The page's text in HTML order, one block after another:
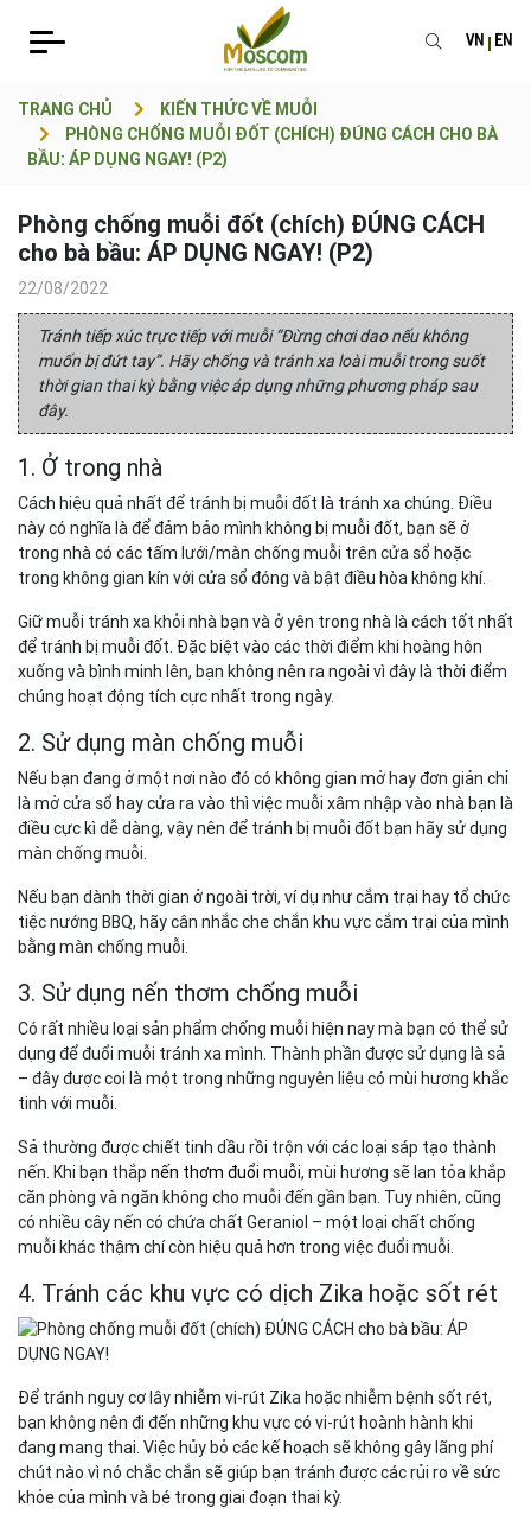
VN EN
TRANG CHỦ
KIẾN THỨC VỀ MUỖI
PHÒNG CHỐNG MUỖI ĐỐT (CHÍCH) ĐÚNG CÁCH CHO BÀ
BẦU: ÁP DỤNG NGAY! (P2)
Phòng chống muỗi đốt (chích) ĐÚNG CÁCH
cho bà bầu: ÁP DỤNG NGAY! (P2)
22/08/2022
Tránh tiếp xúc trực tiếp với muỗi “Đừng chơi dao nếu không
muốn bị đứt tay”. Hãy chống và tránh xa loài muỗi trong suốt
thời gian thai kỳ bằng việc áp dụng những phương pháp sau
đây.
1. Ở trong nhà
Cách hiệu quả nhất để tránh bị muỗi đốt là tránh xa chúng. Điều
này có nghĩa là để đảm bảo mình không bị muỗi đốt, bạn sẽ ở
trong nhà có các tấm lưới/màn chống muỗi trên cửa sổ hoặc
trong không gian kín với cửa sổ đóng và bật điều hòa không khí.
Giữ muỗi tránh xa khỏi nhà bạn và ở yên trong nhà là cách tốt nhất
để tránh bị muỗi đốt. Đặc biệt vào các thời điểm khi hoàng hôn
xuống và bình minh lên, bạn không nên ra ngoài vì đây là thời điểm
chúng hoạt động tích cực nhất trong ngày.
2. Sử dụng màn chống muỗi
Nếu bạn đang ở một nơi nào đó có không gian mở hay đơn giản chỉ
là mở cửa sổ hay cửa ra vào thì việc muỗi xâm nhập vào nhà bạn là
điều cực kì dễ dàng, vậy nên để tránh bị muỗi đốt bạn hãy sử dụng
màn chống muỗi.
Nếu bạn dành thời gian ở ngoài trời, ví dụ như cắm trại hay tổ chức
tiệc nướng BBQ, hãy cân nhắc che chắn khu vực cắm trại của mình
bằng màn chống muỗi.
3. Sử dụng nến thơm chống muỗi
Có rất nhiều loại sản phẩm chống muỗi hiện nay mà bạn có thể sử
dụng để đuổi muỗi tránh xa mình. Thành phần được sử dụng là sả
– đây được coi là một trong những nguyên liệu có mùi hương khắc
tinh với muỗi.
Sả thường được chiết tinh dầu rồi trộn với các loại sáp tạo thành
nến. Khi bạn thắp nến thơm đuổi muỗi, mùi hương sẽ lan tỏa khắp
căn phòng và ngăn không cho muỗi đến gần bạn. Tuy nhiên, cũng
có nhiều cây nến có chứa chất Geraniol – một loại chất chống
muỗi khác thậm chí còn hiệu quả hơn trong việc đuổi muỗi.
4. Tránh các khu vực có dịch Zika hoặc sốt rét
Để tránh nguy cơ lây nhiễm vi-rút Zika hoặc nhiễm bệnh sốt rét,
bạn không nên đi đến những khu vực có vi-rút hoành hành khi
đang mang thai. Việc hủy bỏ các kế hoạch sẽ không gây lãng phí
chút nào vì nó chắc chắn sẽ giúp bạn tránh được các rủi ro về sức
khỏe của mình và bé trong giai đoạn thai kỳ.